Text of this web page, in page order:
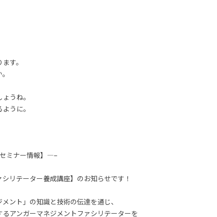
す。
うね。
うに。
ミナー情報】—–
リテーター養成講座】のお知らせです！
ント」の知識と技術の伝達を通じ、
アンガーマネジメントファシリテーターを